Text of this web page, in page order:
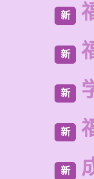
新
新
新
新
新